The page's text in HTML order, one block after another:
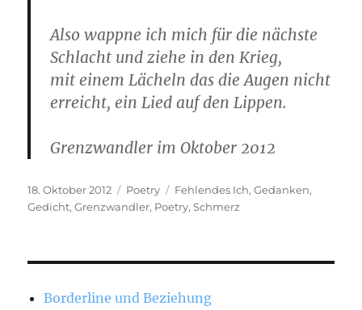
Also wappne ich mich für die nächste
Schlacht und ziehe in den Krieg,
mit einem Lächeln das die Augen nicht
erreicht, ein Lied auf den Lippen.
Grenzwandler im Oktober 2012
Veröffentlicht
am
18. Oktober 2012 Kategorien
Poetry Schlagwörter
Fehlendes Ich,Gedanken,
Gedicht,Grenzwandler, Poetry,Schmerz
Borderline und Beziehung